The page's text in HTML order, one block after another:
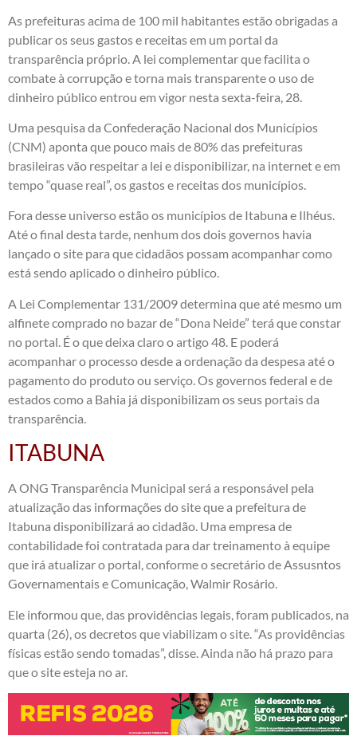
As prefeituras acima de 100 mil habitantes estão obrigadas a
publicar os seus gastos e receitas em um portal da
transparência próprio. A lei complementar que facilita o
combate à corrupção e torna mais transparente o uso de
dinheiro público entrou em vigor nesta sexta-feira, 28.
Uma pesquisa da Confederação Nacional dos Municípios
(CNM) aponta que pouco mais de 80% das prefeituras
brasileiras vão respeitar a lei e disponibilizar, na internet e em
tempo “quase real”, os gastos e receitas dos municípios.
Fora desse universo estão os municípios de Itabuna e Ilhéus.
Até o final desta tarde, nenhum dos dois governos havia
lançado o site para que cidadãos possam acompanhar como
está sendo aplicado o dinheiro público.
A Lei Complementar 131/2009 determina que até mesmo um
alfinete comprado no bazar de “Dona Neide” terá que constar
no portal. É o que deixa claro oartigo 48. E poderá
acompanhar o processo desde a ordenação da despesa até o
pagamento do produto ou serviço. Os governos federal e de
estados como a Bahia já disponibilizam os seus portais da
transparência.
ITABUNA
A ONG Transparência Municipal será a responsável pela
atualização das informações do site que a prefeitura de
Itabuna disponibilizará ao cidadão. Uma empresa de
contabilidade foi contratada para dar treinamento à equipe
que irá atualizar o portal, conforme o secretário de Assusntos
Governamentais e Comunicação, Walmir Rosário.
Ele informou que, das providências legais, foram publicados, na
quarta (26), os decretos que viabilizam o site. “As providências
físicas estão sendo tomadas”, disse. Ainda não há prazo para
que o site esteja no ar.